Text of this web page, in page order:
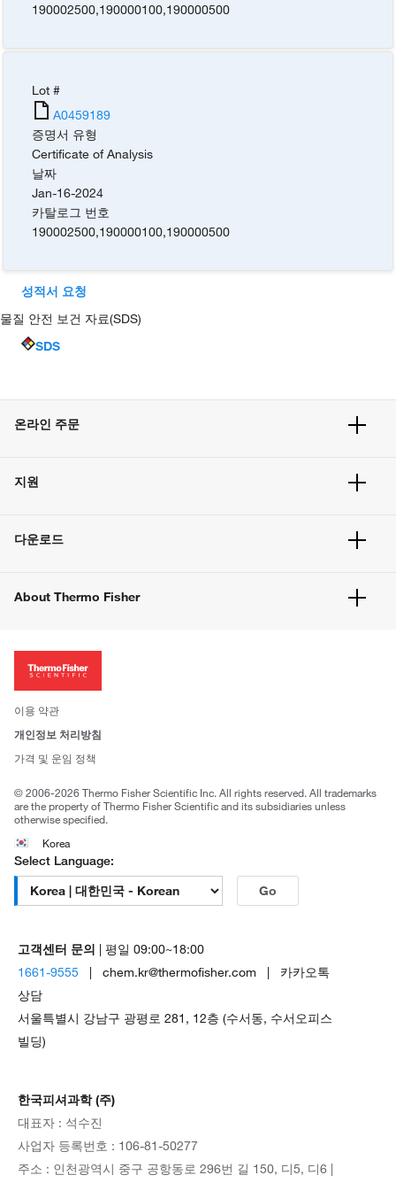
190002500,190000100,190000500
Lot #
A0459189
증명서 유형
Certificate of Analysis
날짜
Jan-16-2024
카탈로그 번호
190002500,190000100,190000500
성적서 요청
물질 안전 보건 자료(SDS)
SDS
온라인 주문
주문 방법
벌크 주문
지원
고객 센터
웹사이트 개선사항
다운로드
About Thermo Fisher
투자자
사회적 책임
브랜드
이용 약관
개인정보 처리방침
가격 및 운임 정책
© 2006-2026 Thermo Fisher Scientific Inc. All rights reserved. All trademarks
are the property of Thermo Fisher Scientific and its subsidiaries unless
otherwise specified.
Korea
Select Language:
Go
고객센터 문의
| 평일 09:00~18:00
1661-9555 | chem.kr@thermofisher.com | 카카오톡
상담
서울특별시 강남구 광평로 281, 12층 (수서동, 수서오피스
빌딩)
한국피셔과학 (주)
대표자 : 석수진
사업자 등록번호 : 106-81-50277
주소 : 인천광역시 중구 공항동로 296번 길 150, 디5, 디6 |